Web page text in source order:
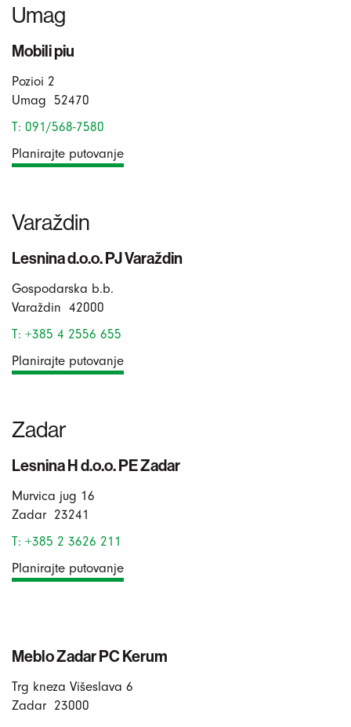
Umag
Mobili piu
Pozioi 2
Umag 52470
T: 091/568-7580
Planirajte putovanje
Varaždin
Lesnina d.o.o. PJ Varaždin
Gospodarska b.b.
Varaždin 42000
T: +385 4 2556 655
Planirajte putovanje
Zadar
Lesnina H d.o.o. PE Zadar
Murvica jug 16
Zadar 23241
T: +385 2 3626 211
Planirajte putovanje
Meblo Zadar PC Kerum
Trg kneza Višeslava 6
Zadar 23000